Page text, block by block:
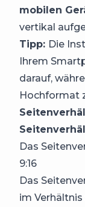
mobilen
vertikal
Tipp: Die
Ihrem
darauf,
Hochformat
Das
9:16
Das
im Verhältnis